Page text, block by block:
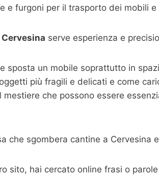
e furgoni per il trasporto dei mobili
serve esperienza e
sposta un mobile soprattutto in
più fragili e delicati e come
che possono essere
che sgombera cantine a Cervesina
sito, hai cercato online frasi o parole